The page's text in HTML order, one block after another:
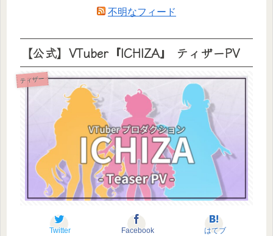
不明なフィード
【公式】VTuber『ICHIZA』 ティザーPV
ティザー
Twitter Facebook はてブ